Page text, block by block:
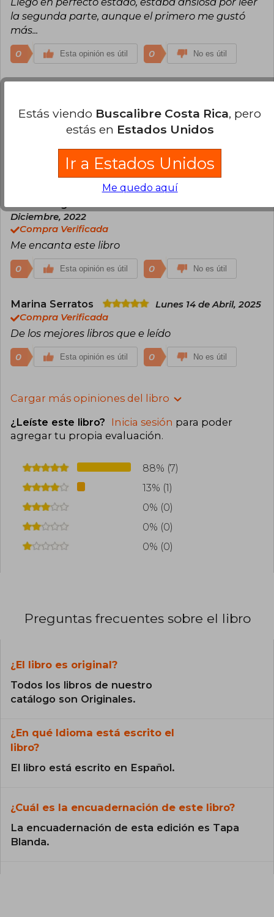
la segunda parte, aunque el primero me gustó
más...
0 Esta opinión es útil 0 No es útil
Compra Verificada
Excelente libro y excelente calidad Dentro del
Esta opinión es útil 0 No es útil
Diciembre, 2022
Compra Verificada
Me encanta este libro
0 Esta opinión es útil 0 No es útil
Marina Serratos
Lunes 14 de Abril, 2025
Compra Verificada
De los mejores libros que e leído
0 Esta opinión es útil 0 No es útil
Cargar más opiniones del libro
¿Leíste este libro? Inicia sesión para poder
agregar tu propia evaluación.
88% (7)
13% (1)
0% (0)
0% (0)
0% (0)
Preguntas frecuentes sobre el libro
¿El libro es original?
Todos los libros de nuestro
catálogo son Originales.
¿En qué Idioma está escrito el
libro?
El libro está escrito en Español.
¿Cuál es la encuadernación de este libro?
La encuadernación de esta edición es Tapa
Blanda.
Estás viendo Buscalibre Costa Rica, pero
estás en Estados Unidos
Ir a Estados Unidos
Me quedo aquí